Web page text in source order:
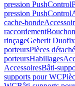
pression PushControl
pression PushControl
cache-bonde
raccordement
rinçageGeberit Duofix
porteursPièces
porteursHabillages
AccessoiresBâti-
supports pour WC